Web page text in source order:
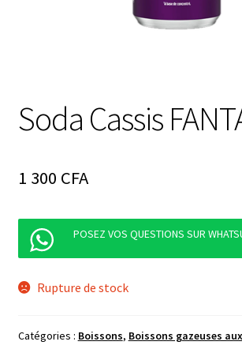
Soda Cassis
1 300 CFA
POSEZ VOS QUESTIONS SUR
Rupture de stock
Catégories : Boissons, Boissons gazeuses